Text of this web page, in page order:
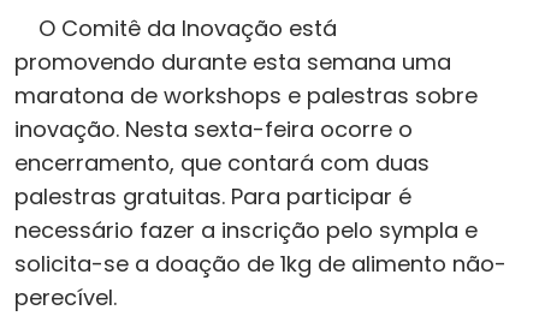
O Comitê da Inovação está
promovendo durante esta semana uma
maratona de workshops e palestras sobre
inovação. Nesta sexta-feira ocorre o
encerramento, que contará com duas
palestras gratuitas. Para participar é
necessário fazer a inscrição pelo sympla e
solicita-se a doação de 1kg de alimento não-
perecível.